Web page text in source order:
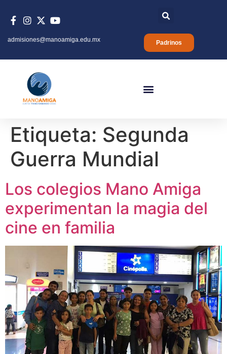
Padrinos
admisiones@manoamiga.edu.mx
Etiqueta: Segunda
Guerra Mundial
Los colegios Mano Amiga
experimentan la magia del
cine en familia